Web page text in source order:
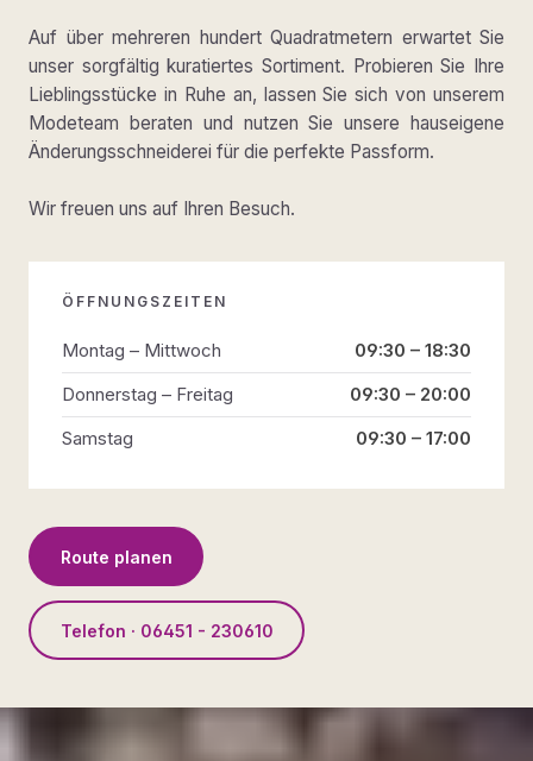
Auf über mehreren hundert Quadratmetern erwartet Sie
unser sorgfältig kuratiertes Sortiment. Probieren Sie Ihre
Lieblingsstücke in Ruhe an, lassen Sie sich von unserem
Modeteam beraten und nutzen Sie unsere hauseigene
Änderungsschneiderei für die perfekte Passform.
Wir freuen uns auf Ihren Besuch.
ÖFFNUNGSZEITEN
Montag – Mittwoch
09:30 – 18:30
Donnerstag – Freitag
09:30 – 20:00
Samstag
09:30 – 17:00
Route planen
Telefon · 06451 - 230610